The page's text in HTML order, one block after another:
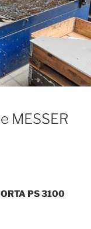
MESSER
PS 3100